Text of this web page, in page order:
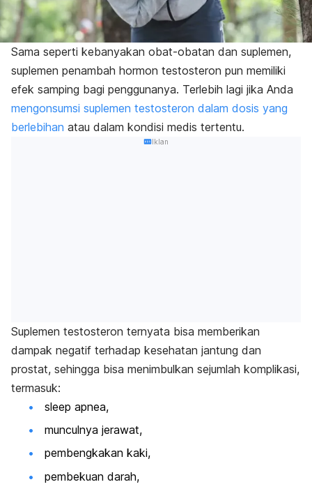
Sama seperti kebanyakan obat-obatan dan suplemen,
suplemen penambah hormon testosteron pun memiliki
efek samping bagi penggunanya. Terlebih lagi jika Anda
mengonsumsi suplemen testosteron dalam dosis yang
berlebihan atau dalam kondisi medis tertentu.
Iklan
Suplemen testosteron ternyata bisa memberikan
dampak negatif terhadap kesehatan jantung dan
prostat, sehingga bisa menimbulkan sejumlah komplikasi,
termasuk:
sleep apnea,
munculnya jerawat,
pembengkakan kaki,
pembekuan darah,